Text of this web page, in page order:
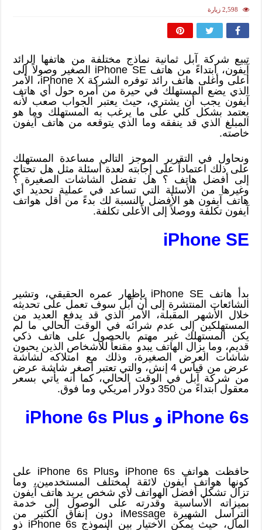
2,598 زيارة
تبيع شركة آبل ثمانية نماذج مختلفة من هاتفها الرائد
آيفون، ابتداءً من هاتف iPhone SE الصغير وصولاً إلى
أعلى وأغلى هاتف رائد توفره الشركة iPhone X، الأمر
الذي يضع المستهلك في حيرة من أمره حول أي هاتف
آيفون يجب أن يشتري، حيث يعتبر الجواب صعب لأنه
يعتمد بشكل كلي على ما يرغب به المستهلك وما هو
المبلغ الذي قد ينفقه وما الذي يتوقعه من هاتف آيفون
خاصته.
ونحاول في التقرير الموجز التالي مساعدة المستهلك
على ذلك اعتماداً على إجابته لعدة أسئلة مثل هل تحتاج
إلى أفضل هاتف ؟ هل تفضل الشاشات الصغيرة ؟
وغيرها من الأسئلة التي تساعد في عملية تحديد أي
هاتف آيفون هو الأفضل بالنسبة لك بدءً من أقل هواتف
آيفون تكلفة ووصلاً إلى الأعلى تكلفة.
iPhone SE
بدأ هاتف iPhone SE بإظهار عمره الحقيقي، وتشير
الشائعات المنتشرة إلى أن آبل سوف تعمل على تحديثه
خلال الأشهر المقبلة، الأمر الذي قد يدفع العديد من
المستهلكين إلى عدم شرائه في الوقت الحالي ما لم
يكن المستهلك غير مهتم بالحصول على هاتف ذكي
قديم، وما يزال الهاتف يبدو مقنعاً للأشخاص الذين يحبون
شاشات العرض الصغيرة، وذلك مع امتلاكه لشاشة
عرض من قياس 4 إنش، والتي تعتبر أصغر شاشة عرض
من شركة آبل في الوقت الحالي، كما أنه يأتي بسعر
معقول ابتداءً من 350 دولار أمريكي وما فوق.
iPhone 6s و iPhone 6s Plus
حافظت هواتف iPhone 6s وiPhone 6s Plus على
كونها هواتف آيفون لائقة لمختلف المستخدمين، وما
تزال تشكل أفضل الهواتف لأي شخص يريد هاتف آيفون
بميزاته الأساسية وقدرته على الوصول إلى خدمة
التراسل الشهيرة iMessage دون إنفاق الكثير من
المال، حيث يمكن الاختيار بين النموذج iPhone 6s ذو